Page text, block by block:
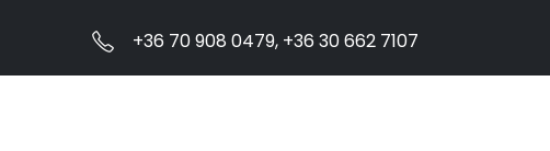
+36 70 908 0479, +36 30 662 7107